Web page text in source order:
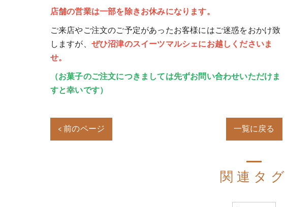
店舗の営業は一部を除きお休みになります。
ご来店やご注文のご予定があったお客様にはご迷惑をおかけ致
しますが、 ぜひ沼津のスイーツマルシェにお越しくださいま
せ。
（お菓子のご注文につきましては先ずお問い合わせいただけま
すと幸いです）
< 前のページ 一覧に戻る
関連タグ